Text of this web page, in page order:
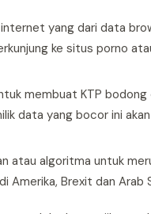
yang dari data
ke situs porno
membuat KTP bodong
data yang bocor ini
atau algoritma untuk
Amerika, Brexit dan Arab